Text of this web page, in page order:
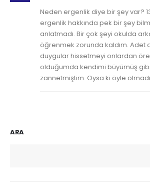
Neden ergenlik diye bir şey var?
ergenlik hakkında pek bir şey
anlatmadı. Bir çok şeyi okulda
öğrenmek zorunda kaldım. Adet
duygular hissetmeyi onlardan
olduğumda kendimi büyümüş
zannetmiştim. Oysa ki öyle
ARA